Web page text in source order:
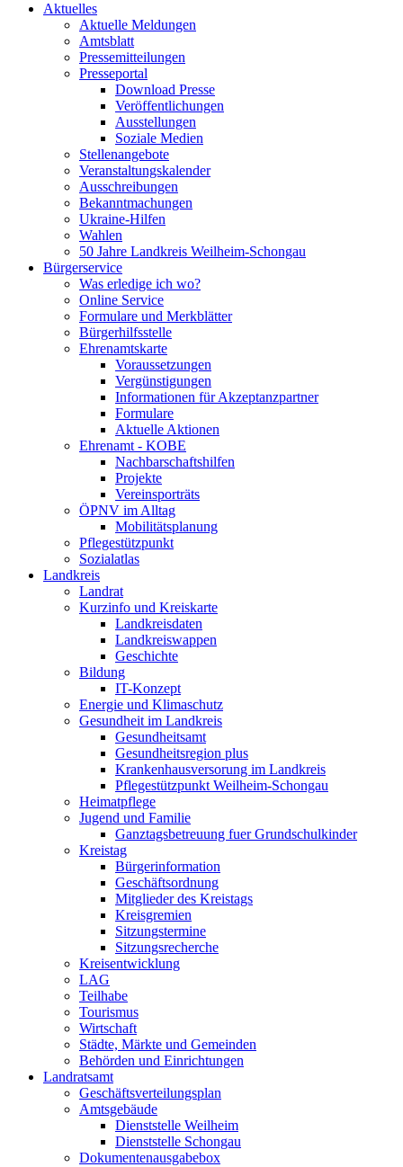
Aktuelles
Aktuelle Meldungen
Amtsblatt
Pressemitteilungen
Presseportal
Download Presse
Veröffentlichungen
Ausstellungen
Soziale Medien
Stellenangebote
Veranstaltungskalender
Ausschreibungen
Bekanntmachungen
Ukraine-Hilfen
Wahlen
50 Jahre Landkreis Weilheim-Schongau
Bürgerservice
Was erledige ich wo?
Online Service
Formulare und Merkblätter
Bürgerhilfsstelle
Ehrenamtskarte
Voraussetzungen
Vergünstigungen
Informationen für Akzeptanzpartner
Formulare
Aktuelle Aktionen
Ehrenamt - KOBE
Nachbarschaftshilfen
Projekte
Vereinsporträts
ÖPNV im Alltag
Mobilitätsplanung
Pflegestützpunkt
Sozialatlas
Landkreis
Landrat
Kurzinfo und Kreiskarte
Landkreisdaten
Landkreiswappen
Geschichte
Bildung
IT-Konzept
Energie und Klimaschutz
Gesundheit im Landkreis
Gesundheitsamt
Gesundheitsregion plus
Krankenhausversorung im Landkreis
Pflegestützpunkt Weilheim-Schongau
Heimatpflege
Jugend und Familie
Ganztagsbetreuung fuer Grundschulkinder
Kreistag
Bürgerinformation
Geschäftsordnung
Mitglieder des Kreistags
Kreisgremien
Sitzungstermine
Sitzungsrecherche
Kreisentwicklung
LAG
Teilhabe
Tourismus
Wirtschaft
Städte, Märkte und Gemeinden
Behörden und Einrichtungen
Landratsamt
Geschäftsverteilungsplan
Amtsgebäude
Dienststelle Weilheim
Dienststelle Schongau
Dokumentenausgabebox